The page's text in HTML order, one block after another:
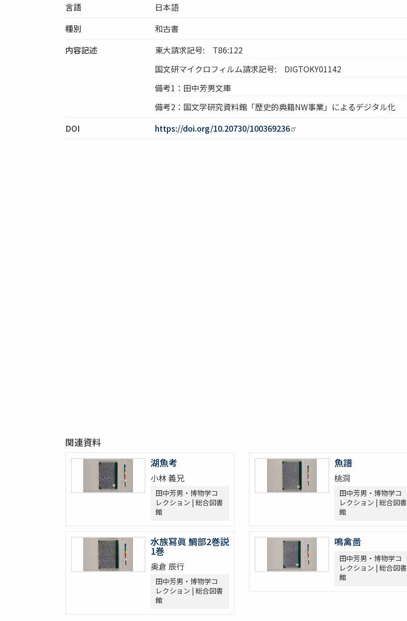
言語
日本語
種別
和古書
内容記述
東大請求記号: T86:122
国文研マイクロフィルム請求記号: DIGTOKY01142
備考1：田中芳男文庫
備考2：国文学研究資料館「歴史的典籍NW事業」によるデジタル化
DOI
https://doi.org/10.20730/100369236
関連資料
湖魚考
小林 義兄
田中芳男・博物学コ
レクション | 総合図書
館
魚譜
桃洞
田中芳男・博物学コ
レクション | 総合図書
館
水族冩眞 鯛部2巻説
1巻
奥倉 辰行
田中芳男・博物学コ
レクション | 総合図書
館
鳴禽啚
田中芳男・博物学コ
レクション | 総合図書
館